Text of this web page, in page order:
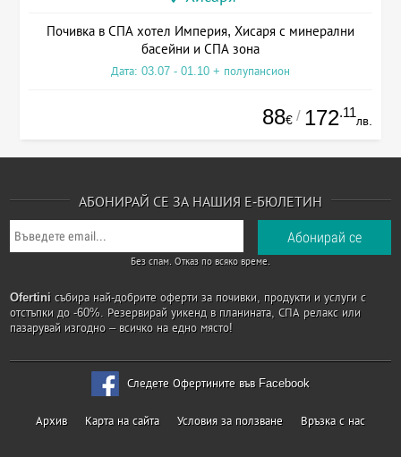
Почивка в СПА хотел Империя, Хисаря с минерални
басейни и СПА зона
Дата: 03.07 - 01.10 + полупансион
88€ / 172.11
лв.
АБОНИРАЙ СЕ ЗА НАШИЯ Е-БЮЛЕТИН
Без спам. Отказ по всяко време.
Ofertini събира най-добрите оферти за почивки, продукти и услуги с
отстъпки до -60%. Резервирай уикенд в планината, СПА релакс или
пазарувай изгодно – всичко на едно място!
Следете Офертините във Facebook
Архив Карта на сайта Условия за ползване Връзка с нас